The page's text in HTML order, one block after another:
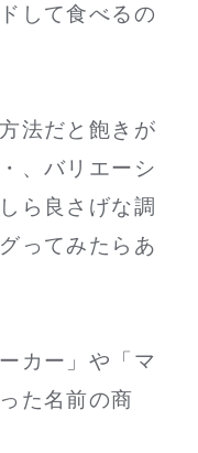
して食べるの
法だと飽きが
、バリエーシ
ら良さげな調
ってみたらあ
カー」や「マ
た名前の商